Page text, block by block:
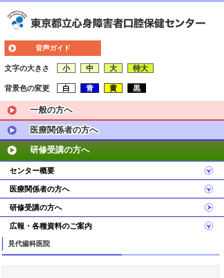
音声ガイド
文字の大きさ 小 中 大 特大
背景色の変更 白 青 黄 黒
一般の方へ
医療関係者の方へ
研修受講の方へ
センター概要
医療関係者の方へ
研修受講の方へ
広報・各種資料のご案内
見代歯科医院